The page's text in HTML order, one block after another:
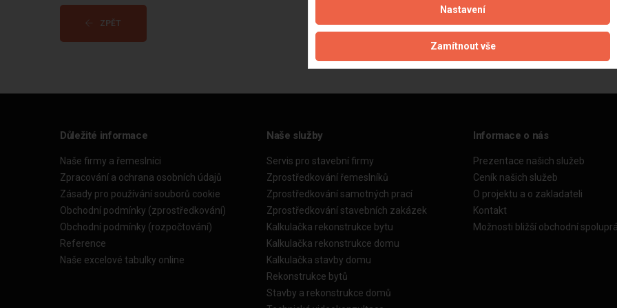
ZPĚT Aktualizováno z portálu ARES dne 04.12.2025 01:15:01
Důležité informace
Naše firmy a řemeslníci
Zpracování a ochrana osobních údajů
Zásady pro používání souborů cookie
Obchodní podmínky (zprostředkování)
Obchodní podmínky (rozpočtování)
Reference
Naše excelové tabulky online
Naše služby
Servis pro stavební firmy
Zprostředkování řemeslníků
Zprostředkování samotných prací
Zprostředkování stavebních zakázek
Kalkulačka rekonstrukce bytu
Kalkulačka rekonstrukce domu
Kalkulačka stavby domu
Rekonstrukce bytů
Stavby a rekonstrukce domů
Informace o nás
Prezentace našich služeb
Ceník našich služeb
O projektu a o zakladateli
Kontakt
Možnosti bližší obchodní
Nastavení
Zamítnout vše